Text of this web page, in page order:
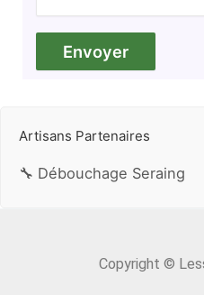
Artisans Partenaires
🔧 Débouchage Seraing
Copyright ©